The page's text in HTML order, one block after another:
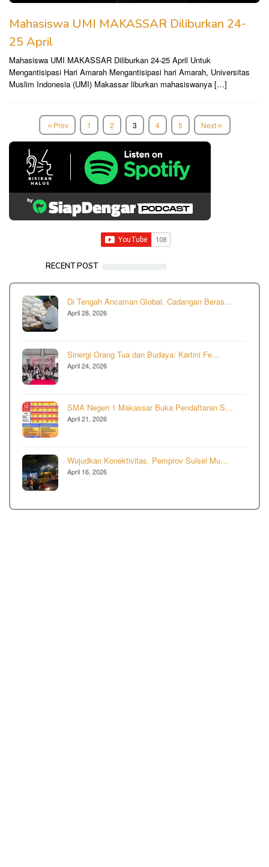
Mahasiswa UMI MAKASSAR Diliburkan 24-
25 April
Mahasiswa UMI MAKASSAR Diliburkan 24-25 April Untuk
Mengantisipasi Hari Amarah Mengantisipasi hari Amarah, Universitas
Muslim Indonesia (UMI) Makassar liburkan mahasiswanya […]
Prev 1 2 3 4 5 Next
RECENT POST
Di Tengah Ancaman Global, Cadangan Beras…
April 28, 2026
Sinergi Orang Tua dan Budaya: Kartini Fe…
April 24, 2026
SMA Negeri 1 Makassar Buka Pendaftaran S…
April 21, 2026
Wujudkan Konektivitas, Pemprov Sulsel Mu…
April 16, 2026